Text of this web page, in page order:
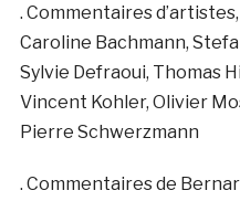
. Commentaires
Caroline Bachmann,
Sylvie Defraoui, Thomas
Vincent Kohler, Olivier
Pierre Schwerzmann
. Commentaires de